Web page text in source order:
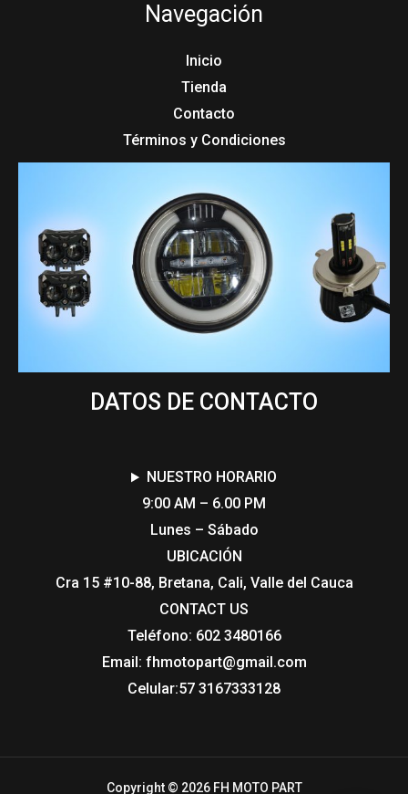
Navegación
Inicio
Tienda
Contacto
Términos y Condiciones
DATOS DE CONTACTO
NUESTRO HORARIO
9:00 AM – 6.00 PM
Lunes – Sábado
UBICACIÓN
Cra 15 #10-88, Bretana, Cali, Valle del Cauca
CONTACT US​
Teléfono: 602 3480166
Email: fhmotopart@gmail.com
Celular:57 3167333128
Copyright © 2026 FH MOTO PART